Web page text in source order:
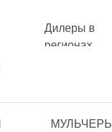
Дилеры в
регионах
МУЛЬЧЕРЫ